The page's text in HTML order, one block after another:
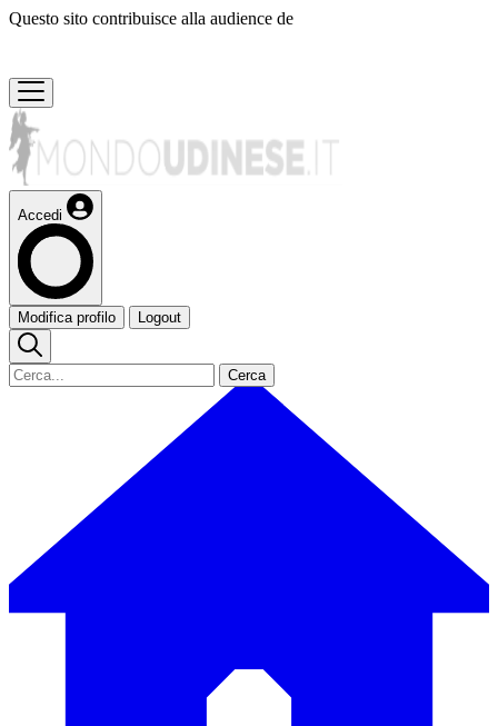
Questo sito contribuisce alla audience de
Accedi
Modifica profilo Logout
Cerca